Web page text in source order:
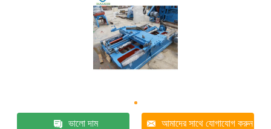
ভালো দাম আমাদের সাথে যোগাযোগ করুন